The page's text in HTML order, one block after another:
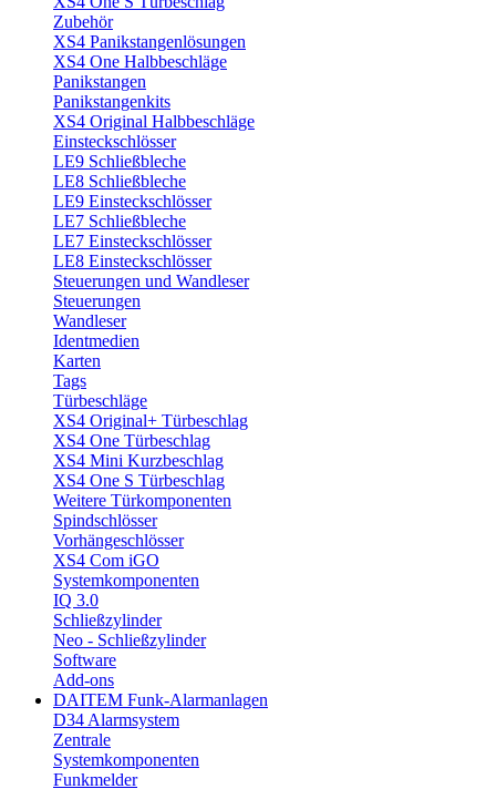
Zubehör
XS4 Panikstangenlösungen
XS4 One Halbbeschläge
Panikstangen
Panikstangenkits
XS4 Original Halbbeschläge
Einsteckschlösser
LE9 Schließbleche
LE8 Schließbleche
LE9 Einsteckschlösser
LE7 Schließbleche
LE7 Einsteckschlösser
LE8 Einsteckschlösser
Steuerungen und Wandleser
Steuerungen
Wandleser
Identmedien
Karten
Tags
Türbeschläge
XS4 Original+ Türbeschlag
XS4 One Türbeschlag
XS4 Mini Kurzbeschlag
XS4 One S Türbeschlag
Weitere Türkomponenten
Spindschlösser
Vorhängeschlösser
XS4 Com iGO
Systemkomponenten
IQ 3.0
Schließzylinder
Neo - Schließzylinder
Software
Add-ons
DAITEM Funk-Alarmanlagen
D34 Alarmsystem
Zentrale
Systemkomponenten
Funkmelder